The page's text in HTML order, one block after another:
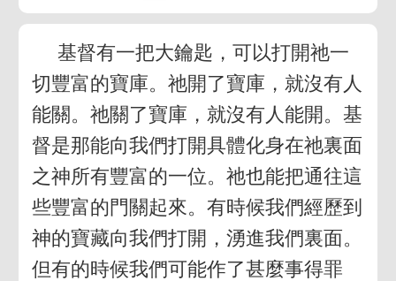
基督有一把大鑰匙，可以打開祂一
切豐富的寶庫。祂開了寶庫，就沒有人
能關。祂關了寶庫，就沒有人能開。基
督是那能向我們打開具體化身在祂裏面
之神所有豐富的一位。祂也能把通往這
些豐富的門關起來。有時候我們經歷到
神的寶藏向我們打開，湧進我們裏面。
但有的時候我們可能作了甚麼事得罪